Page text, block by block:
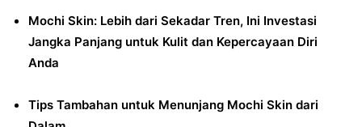
Mochi Skin: Lebih dari Sekadar Tren, Ini Investasi
Jangka Panjang untuk Kulit dan Kepercayaan Diri
Anda
Tips Tambahan untuk Menunjang Mochi Skin dari